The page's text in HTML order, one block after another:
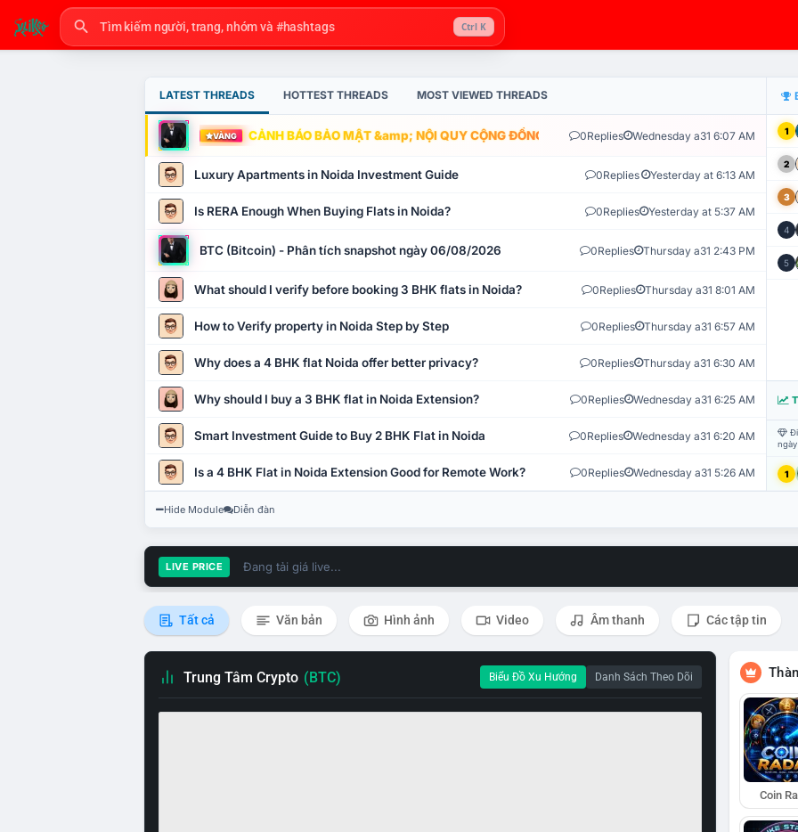
Ctrl K
LATEST THREADS HOTTEST THREADS MOST VIEWED THREADS
VÀNG CẢNH BÁO BẢO MẬT &amp; NỘI QUY CỘNG ĐỒNG VLIKE.VN: HỆ THỐNG GIÁM SÁT TỰ
0Replies Wednesday a31 6:07 AM
Luxury Apartments in Noida Investment Guide 0Replies Yesterday at 6:13 AM
Is RERA Enough When Buying Flats in Noida? 0Replies Yesterday at 5:37 AM
BTC (Bitcoin) - Phân tích snapshot ngày 06/08/2026 0Replies Thursday a31 2:43 PM
What should I verify before booking 3 BHK flats in Noida? 0Replies Thursday a31 8:01 AM
How to Verify property in Noida Step by Step 0Replies Thursday a31 6:57 AM
Why does a 4 BHK flat Noida offer better privacy? 0Replies Thursday a31 6:30 AM
Why should I buy a 3 BHK flat in Noida Extension? 0Replies Wednesday a31 6:25 AM
Smart Investment Guide to Buy 2 BHK Flat in Noida 0Replies Wednesday a31 6:20 AM
Is a 4 BHK Flat in Noida Extension Good for Remote Work? 0Replies Wednesday a31 5:26 AM
1
2
3
4
5
1
Hide Module Diễn đàn
LIVE PRICE Đang tải giá live...
Tất cả Văn bản Hình ảnh Video Âm thanh Các tập tin
Trung Tâm Crypto (BTC) Biểu Đồ Xu Hướng Danh Sách Theo Dõi
Coin